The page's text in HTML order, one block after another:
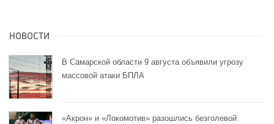
НОВОСТИ
В Самарской области 9 августа объявили угрозу
массовой атаки БПЛА
«Акрон» и «Локомотив» разошлись безголевой